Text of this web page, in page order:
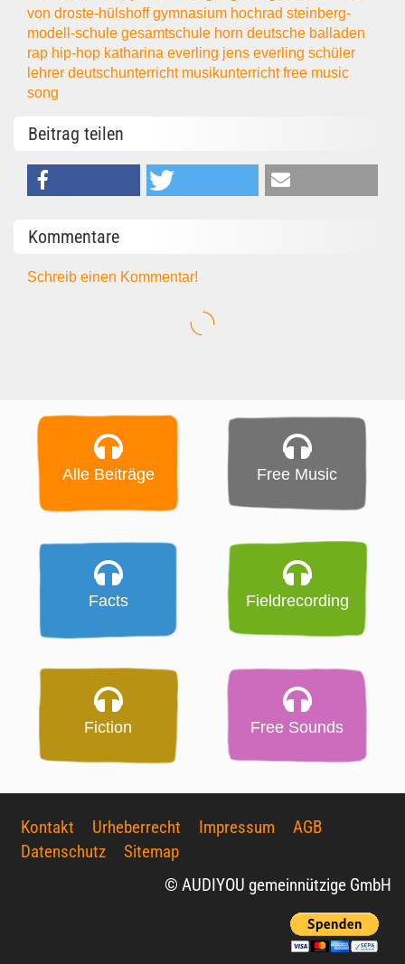
von droste-hülshoffgymnasium hochradsteinberg-
modell-schulegesamtschule horndeutsche balladen
rap hip-hop katharina everling jens everlingschüler
lehrerdeutschunterricht musikunterrichtfree music
song
Beitrag teilen
Kommentare
Schreib einen Kommentar!
Alle Beiträge Free Music
Facts Fieldrecording
Fiction Free Sounds
Kontakt Urheberrecht Impressum
AGB
Datenschutz
Sitemap
© AUDIYOU gemeinnützige GmbH